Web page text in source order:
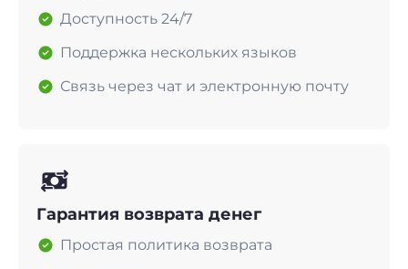
Доступность 24/7
Поддержка нескольких языков
Связь через чат и электронную почту
Гарантия возврата денег
Простая политика возврата